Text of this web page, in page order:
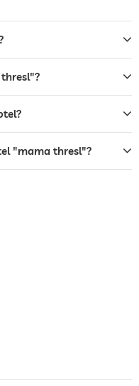
"mama thresl"?